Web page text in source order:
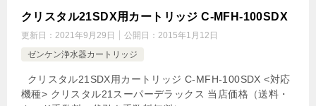
クリスタル21SDX用カートリッジ C-MFH-100SDX
更新日： 2021年9月29日 公開日： 2015年1月12日
ゼンケン浄水器カートリッジ
クリスタル21SDX用カートリッジ C-MFH-100SDX <対応
機種> クリスタル21スーパーデラックス 当店価格（送料・